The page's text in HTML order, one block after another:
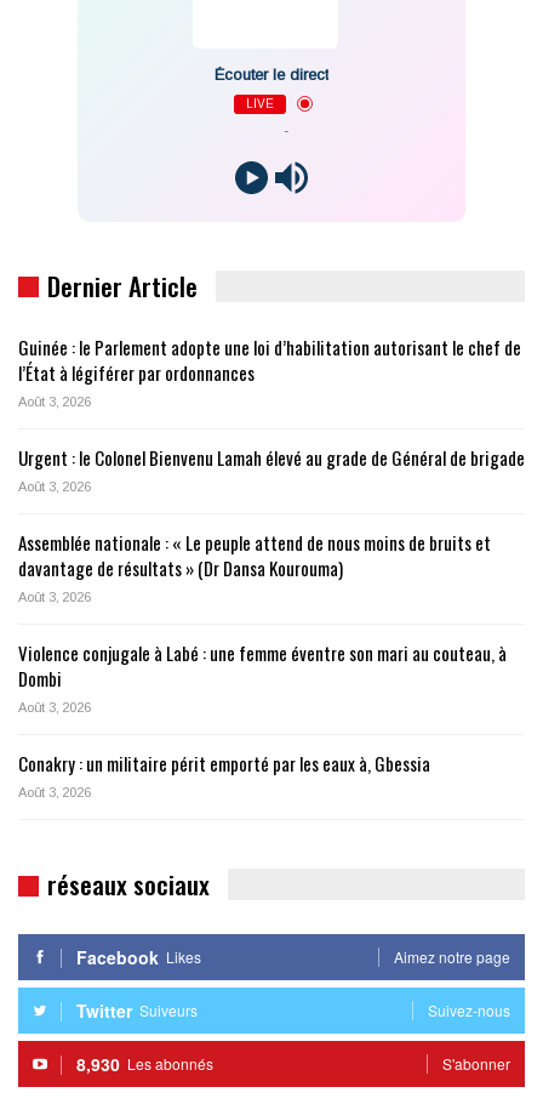
Écouter le direct
LIVE
Dernier Article
Guinée : le Parlement adopte une loi d’habilitation autorisant le chef de
l’État à légiférer par ordonnances
Août 3, 2026
Urgent : le Colonel Bienvenu Lamah élevé au grade de Général de brigade
Août 3, 2026
Assemblée nationale : « Le peuple attend de nous moins de bruits et
davantage de résultats » (Dr Dansa Kourouma)
Août 3, 2026
Violence conjugale à Labé : une femme éventre son mari au couteau, à
Dombi
Août 3, 2026
Conakry : un militaire périt emporté par les eaux à, Gbessia
Août 3, 2026
réseaux sociaux
Facebook Likes Aimez notre page
Twitter Suiveurs Suivez-nous
8,930 Les abonnés S'abonner